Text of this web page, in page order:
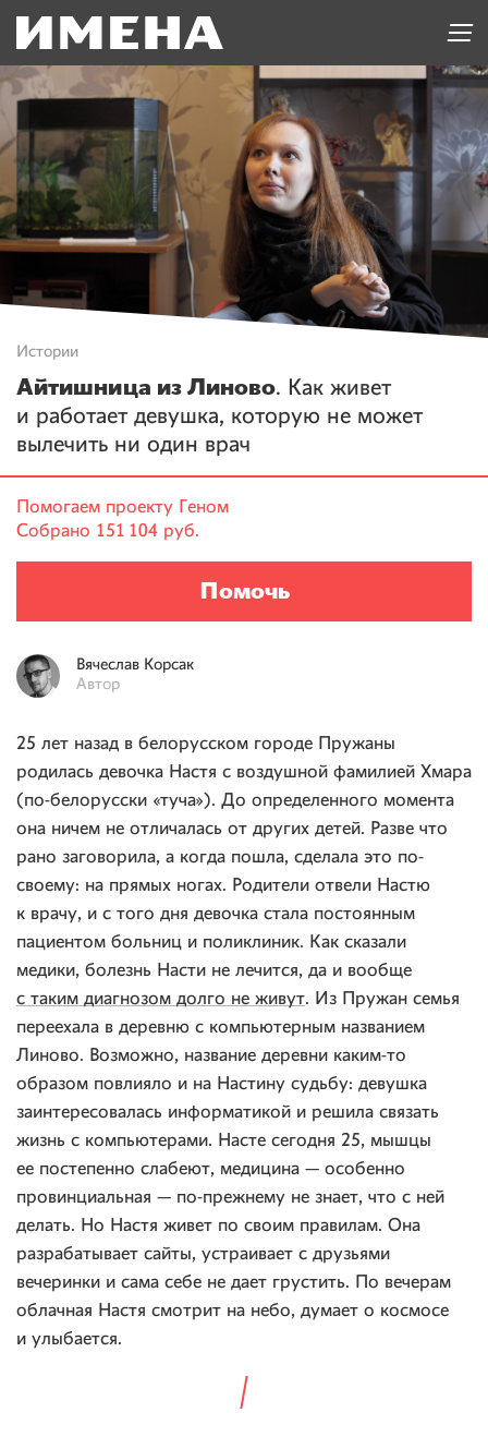
Истории
Айтишница из Линово. Как живет
и работает девушка, которую не может
вылечить ни один врач
Помогаем проекту Геном
Собрано 151 104 руб.
Помочь
Вячеслав Корсак
Автор
25 лет назад в белорусском городе Пружаны
родилась девочка Настя с воздушной фамилией Хмара
(по-белорусски «туча»). До определенного момента
она ничем не отличалась от других детей. Разве что
рано заговорила, а когда пошла, сделала это по-
своему: на прямых ногах. Родители отвели Настю
к врачу, и с того дня девочка стала постоянным
пациентом больниц и поликлиник. Как сказали
медики, болезнь Насти не лечится, да и вообще
с таким диагнозом долго не живут. Из Пружан семья
переехала в деревню с компьютерным названием
Линово. Возможно, название деревни каким-то
образом повлияло и на Настину судьбу: девушка
заинтересовалась информатикой и решила связать
жизнь с компьютерами. Насте сегодня 25, мышцы
ее постепенно слабеют, медицина — особенно
провинциальная — по-прежнему не знает, что с ней
делать. Но Настя живет по своим правилам. Она
разрабатывает сайты, устраивает с друзьями
вечеринки и сама себе не дает грустить. По вечерам
облачная Настя смотрит на небо, думает о космосе
и улыбается.